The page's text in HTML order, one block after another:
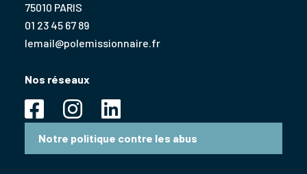
75010 PARIS
01 23 45 67 89
lemail@polemissionnaire.fr
Nos réseaux
Notre politique contre les abus